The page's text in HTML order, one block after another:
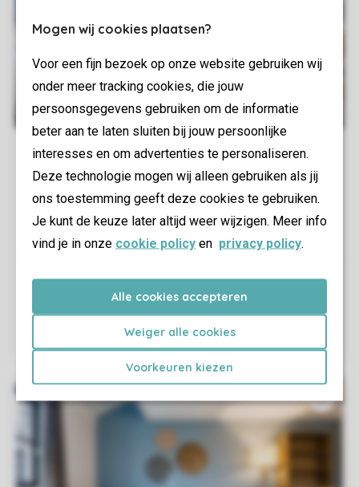
Mogen wij cookies plaatsen?
Voor een fijn bezoek op onze website gebruiken wij
onder meer tracking cookies, die jouw
persoonsgegevens gebruiken om de informatie
beter aan te laten sluiten bij jouw persoonlijke
interesses en om advertenties te personaliseren.
Deze technologie mogen wij alleen gebruiken als jij
ons toestemming geeft deze cookies te gebruiken.
Je kunt de keuze later altijd weer wijzigen. Meer info
vind je in onze cookie policy en privacy policy.
Alle cookies accepteren
Weiger alle cookies
Voorkeuren kiezen